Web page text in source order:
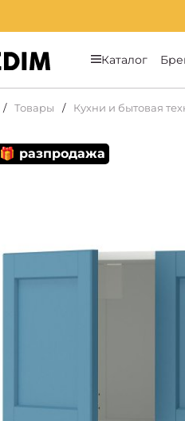
Каталог
Товары Кухни и бытовая
🎁 разпродажа